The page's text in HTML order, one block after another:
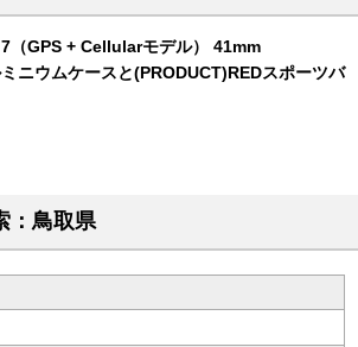
GPS + Cellularモデル） 41mm
ニウムケースと(PRODUCT)REDスポーツバ
：鳥取県